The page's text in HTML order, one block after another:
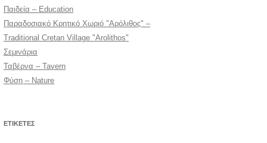
Παιδεία – Education
Παραδοσιακό Κρητικό Χωριό "Αρόλιθος" –
Traditional Cretan Village "Arolithos"
Σεμινάρια
Ταβέρνα – Tavern
Φύση – Nature
ΕΤΙΚΈΤΕΣ